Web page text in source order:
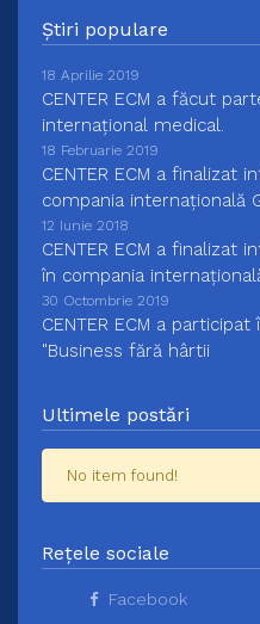
Știri populare
CENTER ECM a făcut
internațional medical.
18 Aprilie 2019
CENTER ECM a finalizat
compania internațională
18 Februarie 2019
CENTER ECM a finalizat
în compania
12 Iunie 2018
CENTER ECM a
"Business fără hârtii
30 Octombrie 2019
Ultimele postări
No item found!
Rețele sociale
Facebook